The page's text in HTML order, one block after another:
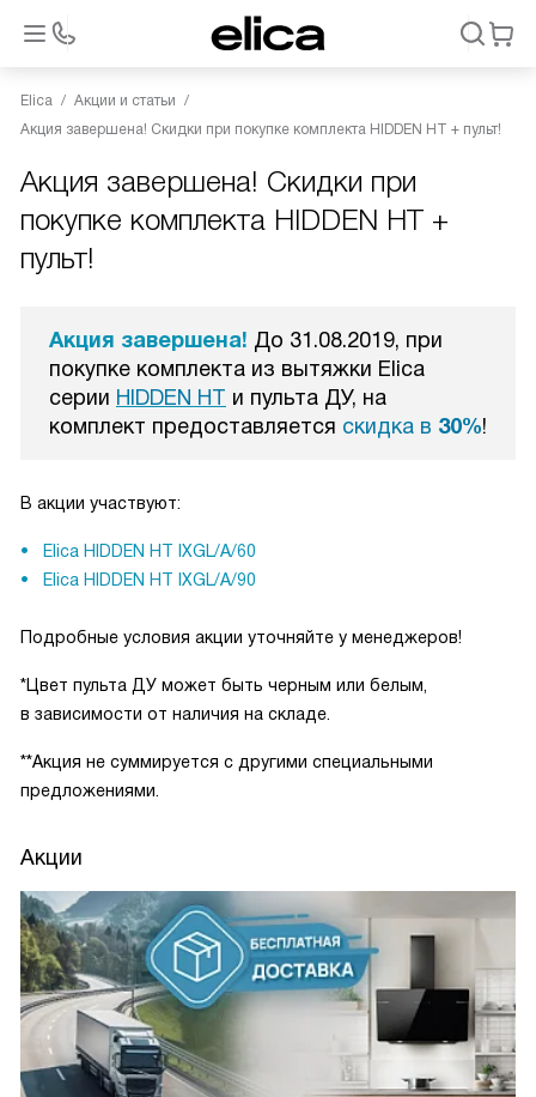
Elica
Акции и статьи
Акция завершена! Скидки при покупке комплекта HIDDEN HT + пульт!
Акция завершена! Скидки при
покупке комплекта HIDDEN HT +
пульт!
Акция завершена! До 31.08.2019, при
покупке комплекта из вытяжки Elica
серии HIDDEN HT и пульта ДУ, на
комплект предоставляется скидка в 30%!
В акции участвуют:
Elica HIDDEN HT IXGL/A/60
Elica HIDDEN HT IXGL/A/90
Подробные условия акции уточняйте у менеджеров!
*Цвет пульта ДУ может быть черным или белым,
в зависимости от наличия на складе.
**Акция не суммируется с другими специальными
предложениями.
Акции